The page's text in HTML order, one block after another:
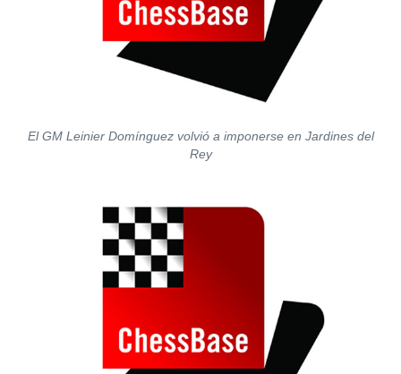
El GM Leinier Domínguez volvió a imponerse en Jardines del
Rey